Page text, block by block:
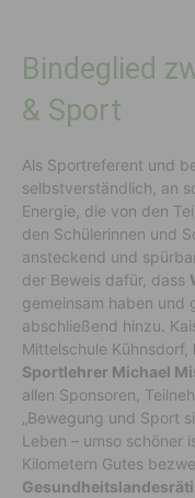
Bindeglied
& Sport
Als Sportreferent und
selbstverständlich, an
Energie, die von den
den Schülerinnen und
ansteckend und
der Beweis dafür, dass
gemeinsam haben und
abschließend hinzu.
Mittelschule Kühnsdorf,
Sportlehrer Michael
allen Sponsoren,
„Bewegung und Sport
Leben – umso schöner
Kilometern Gutes